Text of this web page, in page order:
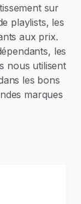
sur
playlists, les
aux prix.
les
nous utilisent
les bons
marques